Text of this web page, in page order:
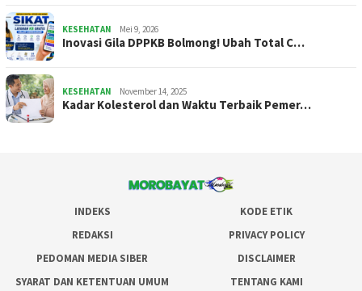
KESEHATAN Mei 9, 2026
Inovasi Gila DPPKB Bolmong! Ubah Total C…
KESEHATAN November 14, 2025
Kadar Kolesterol dan Waktu Terbaik Pemer…
INDEKS
KODE ETIK
REDAKSI
PRIVACY POLICY
PEDOMAN MEDIA SIBER
DISCLAIMER
SYARAT DAN KETENTUAN UMUM
TENTANG KAMI